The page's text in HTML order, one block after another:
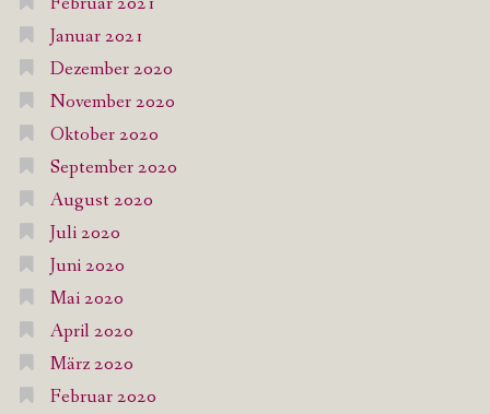
Januar 2021
Dezember 2020
November 2020
Oktober 2020
September 2020
August 2020
Juli 2020
Juni 2020
Mai 2020
April 2020
März 2020
Februar 2020